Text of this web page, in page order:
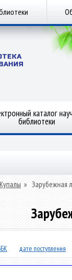
каталог
библиотеки
» Зарубежная
дате поступления